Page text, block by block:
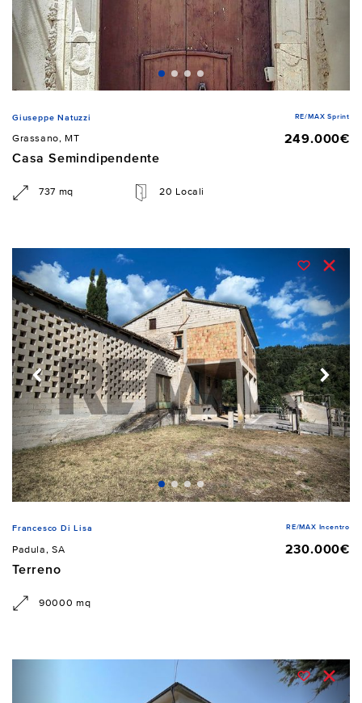
Giuseppe Natuzzi RE/MAX Sprint
Grassano, MT
249.000€
Casa Semindipendente
737 mq 20 Locali
Francesco Di Lisa RE/MAX Incentro
Padula, SA
230.000€
Terreno
90000 mq